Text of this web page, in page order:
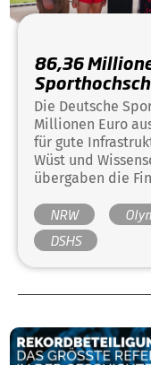
86,36
Die Deutsche
Millionen Euro
für gute
Wüst und
übergaben die
in Köln-
Sportuniversität
NRW
DSHS